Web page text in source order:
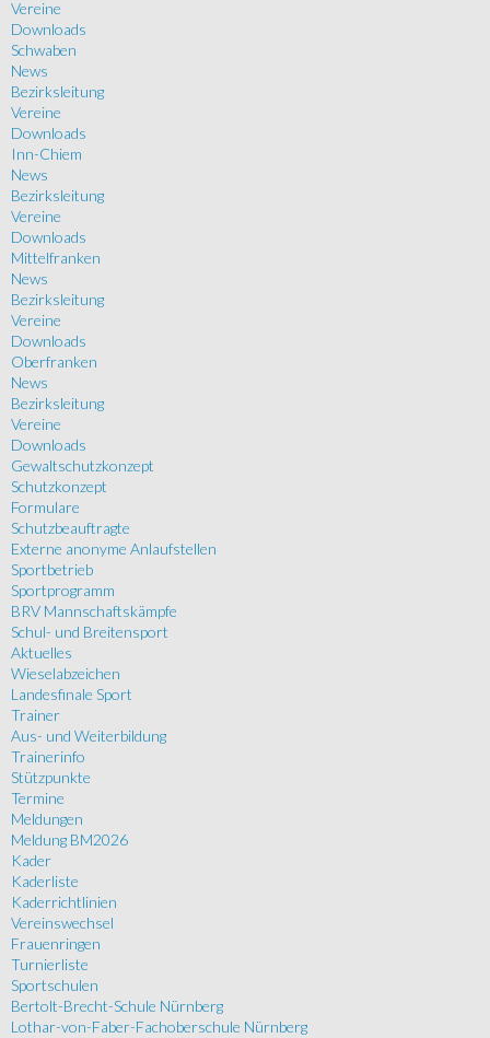
Vereine
Downloads
Schwaben
News
Bezirksleitung
Vereine
Downloads
Inn-Chiem
News
Bezirksleitung
Vereine
Downloads
Mittelfranken
News
Bezirksleitung
Vereine
Downloads
Oberfranken
News
Bezirksleitung
Vereine
Downloads
Gewaltschutzkonzept
Schutzkonzept
Formulare
Schutzbeauftragte
Externe anonyme Anlaufstellen
Sportbetrieb
Sportprogramm
BRV Mannschaftskämpfe
Schul- und Breitensport
Aktuelles
Wieselabzeichen
Landesfinale Sport
Trainer
Aus- und Weiterbildung
Trainerinfo
Stützpunkte
Termine
Meldungen
Meldung BM2026
Kader
Kaderliste
Kaderrichtlinien
Vereinswechsel
Frauenringen
Turnierliste
Sportschulen
Bertolt-Brecht-Schule Nürnberg
Lothar-von-Faber-Fachoberschule Nürnberg